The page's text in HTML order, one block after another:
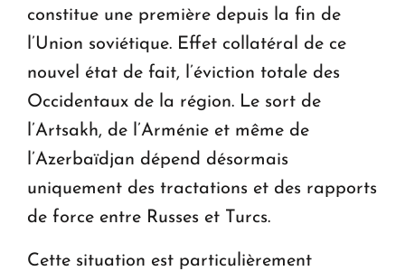
constitue une première depuis la fin de
l’Union soviétique. Effet collatéral de ce
nouvel état de fait, l’éviction totale des
Occidentaux de la région. Le sort de
l’Artsakh, de l’Arménie et même de
l’Azerbaïdjan dépend désormais
uniquement des tractations et des rapports
de force entre Russes et Turcs.
Cette situation est particulièrement